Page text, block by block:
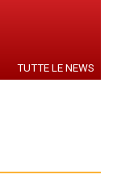
TUTTE LE NEWS